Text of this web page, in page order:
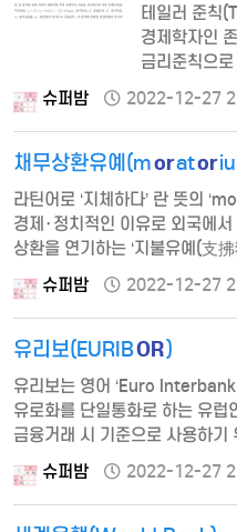
target)로 활용…
테일러 준칙
경제학자인
금리준칙으
달성하기 위
산출변동에도
말한다. 즉,
물가갭 등에
위의 공식으
중앙은행의
인플레이션
(실제성장률
슈퍼밤 2022-12-27
채무상환유예(morator
라틴어로 ‘지체하다’ 란 뜻의
경제･정치적인 이유로 외국에
상환을 연기하는 ‘지불유예(支
갚겠지만 현 상황에서는 도저히
기간 유예하겠다는 선언이다. 따
불가능한 ‘채무불이행(디폴트,
‘지급거절’과는 의미가 …
슈퍼밤 2022-12-27
유리보(EURIBOR)
유리보는 영어 ‘Euro
유로화를 단일통화로 하는 유
금융거래 시 기준으로 사용하
적용한 금리로, 유럽연합 회원
덴마크･스웨덴은 제외되었다.
단기자금을 거래할 때 적용 하
슈퍼밤 2022-12-27